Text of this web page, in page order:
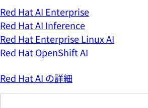
Red Hat AI Enterprise
Red Hat AI Inference
Red Hat Enterprise Linux AI
Red Hat OpenShift AI
Red Hat AI の詳細